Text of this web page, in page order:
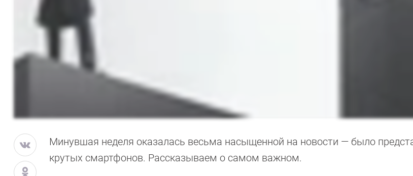
Минувшая неделя оказалась весьма насыщенной на новости — было
крутых смартфонов. Рассказываем о самом важном.